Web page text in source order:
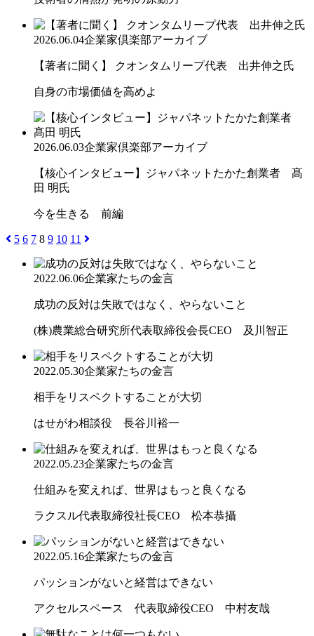
2026.06.04企業家倶楽部アーカイブ
【著者に聞く】 クオンタムリープ代表 出井伸之氏
自身の市場価値を高めよ
2026.06.03企業家倶楽部アーカイブ
【核心インタビュー】ジャパネットたかた創業者 髙
田 明氏
今を生きる 前編
5 6 7 8 9 10 11
2022.06.06企業家たちの金言
成功の反対は失敗ではなく、やらないこと
(株)農業総合研究所代表取締役会長CEO 及川智正
2022.05.30企業家たちの金言
相手をリスペクトすることが大切
はせがわ相談役 長谷川裕一
2022.05.23企業家たちの金言
仕組みを変えれば、世界はもっと良くなる
ラクスル代表取締役社長CEO 松本恭攝
2022.05.16企業家たちの金言
パッションがないと経営はできない
アクセルスペース 代表取締役CEO 中村友哉